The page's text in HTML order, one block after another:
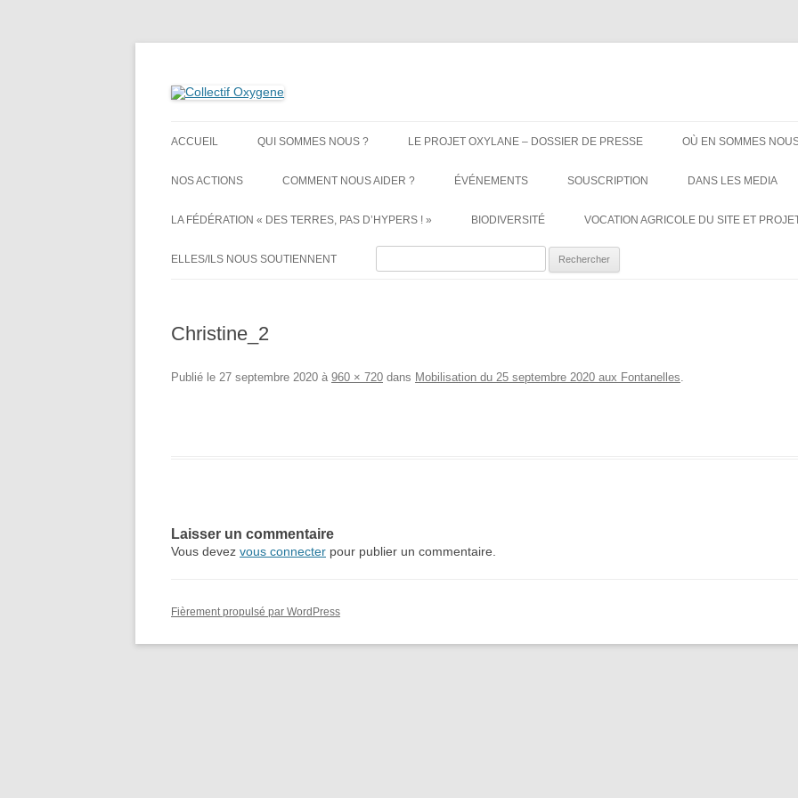
Collectif Oxygene
au
ACCUEIL QUI SOMMES NOUS ? LE PROJET OXYLANE – DOSSIER DE PRESSE OÙ EN SOMMES
NOS ACTIONS COMMENT NOUS AIDER ? ÉVÉNEMENTS SOUSCRIPTION DANS LES MEDIA
LA FÉDÉRATION « DES TERRES, PAS D’HYPERS ! » BIODIVERSITÉ VOCATION AGRICOLE DU SITE ET
ELLES/ILS NOUS SOUTIENNENT
Christine_2
Publié le 27 septembre 2020 à 960 × 720 dans Mobilisation du 25 septembre 2020 aux Fontanelles.
Laisser un commentaire
Vous devez vous connecter pour publier un commentaire.
Fièrement propulsé par WordPress